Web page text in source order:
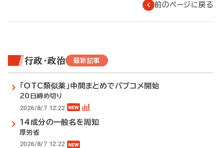
前のページに戻る
行政・政治 最新記事
「OTC類似薬」中間まとめでパブコメ開始
20日締め切り
2026/8/7 12:22
14成分の一般名を周知
厚労省
2026/8/7 12:22